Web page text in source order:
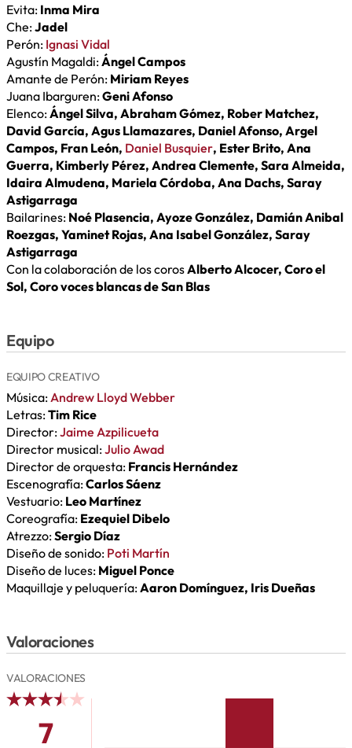
Evita: Inma Mira
Che:Jadel
Perón: Ignasi Vidal
Agustín Magaldi:Ángel Campos
Amante de Perón: Miriam Reyes
Juana Ibarguren:Geni Afonso
Elenco:Ángel Silva, Abraham Gómez, Rober Matchez,
David García, Agus Llamazares, Daniel Afonso, Argel
Campos, Fran León, Daniel Busquier, Ester Brito, Ana
Guerra, Kimberly Pérez, Andrea Clemente, Sara Almeida,
Idaira Almudena, Mariela Córdoba, Ana Dachs, Saray
Astigarraga
Bailarines: Noé Plasencia, Ayoze González, Damián Anibal
Roezgas, Yaminet Rojas, Ana Isabel González, Saray
Astigarraga
Con la colaboración de los corosAlberto Alcocer, Coro el
Sol, Coro voces blancas de San Blas
Equipo
EQUIPO CREATIVO
Música: Andrew Lloyd Webber
Letras:Tim Rice
Director:Jaime Azpilicueta
Director musical:Julio Awad
Director de orquesta: Francis Hernández
Escenografía:Carlos Sáenz
Vestuario: Leo Martínez
Coreografía: Ezequiel Dibelo
Atrezzo:Sergio Díaz
Diseño de sonido: Poti Martín
Diseño de luces: Miguel Ponce
Maquillaje y peluquería:Aaron Domínguez, Iris Dueñas
Valoraciones
VALORACIONES
7